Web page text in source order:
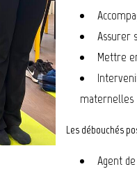
Assurer
Mettre
maternelles
Les débouchés
Agent